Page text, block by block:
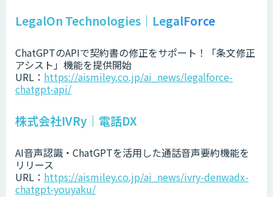
LegalOn Technologies｜LegalForce
ChatGPTのAPIで契約書の修正をサポート！「条文修正
アシスト」機能を提供開始
URL： https://aismiley.co.jp/ai_news/legalforce-
chatgpt-api/
株式会社IVRy｜電話DX
AI音声認識・ChatGPTを活用した通話音声要約機能を
リリース
URL： https://aismiley.co.jp/ai_news/ivry-denwadx-
chatgpt-youyaku/